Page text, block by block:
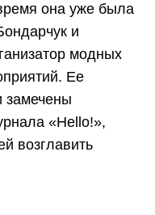
она уже была
и
модных
Ее
замечены
«Hello!»,
возглавить